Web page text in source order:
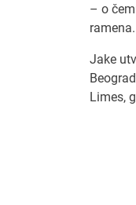
– o
ramena.
Jake
Limes,